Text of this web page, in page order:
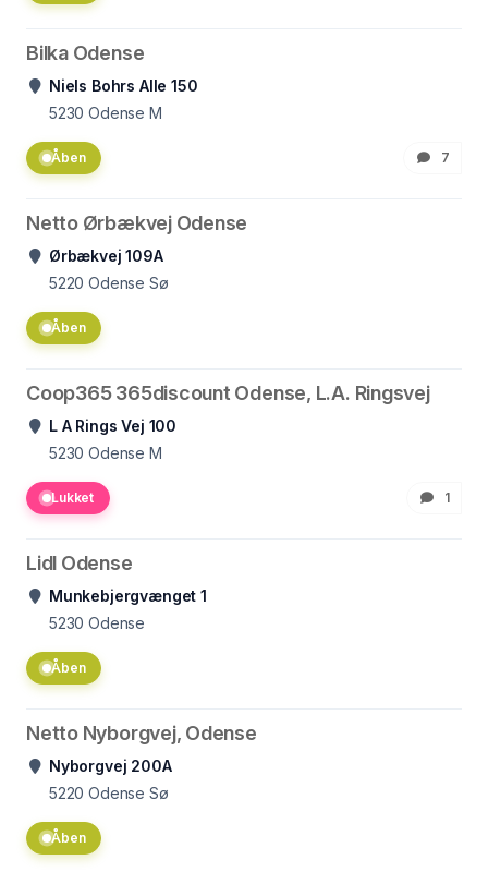
Bilka Odense
Niels Bohrs Alle 150
5230 Odense M
Åben 7
Netto Ørbækvej Odense
Ørbækvej 109A
5220 Odense Sø
Åben
Coop365 365discount Odense, L.A. Ringsvej
L A Rings Vej 100
5230 Odense M
Lukket 1
Lidl Odense
Munkebjergvænget 1
5230 Odense
Åben
Netto Nyborgvej, Odense
Nyborgvej 200A
5220 Odense Sø
Åben